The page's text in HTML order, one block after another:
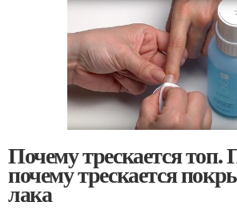
Почему трескается
почему трескается
лака